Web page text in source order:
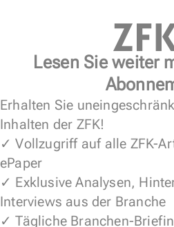
Lesen Sie weiter
Erhalten Sie
Inhalten der ZFK!
✓ Vollzugriff auf alle ZFK-
ePaper
✓ Exklusive Analysen,
Interviews aus der Branche
✓ Tägliche Branchen-